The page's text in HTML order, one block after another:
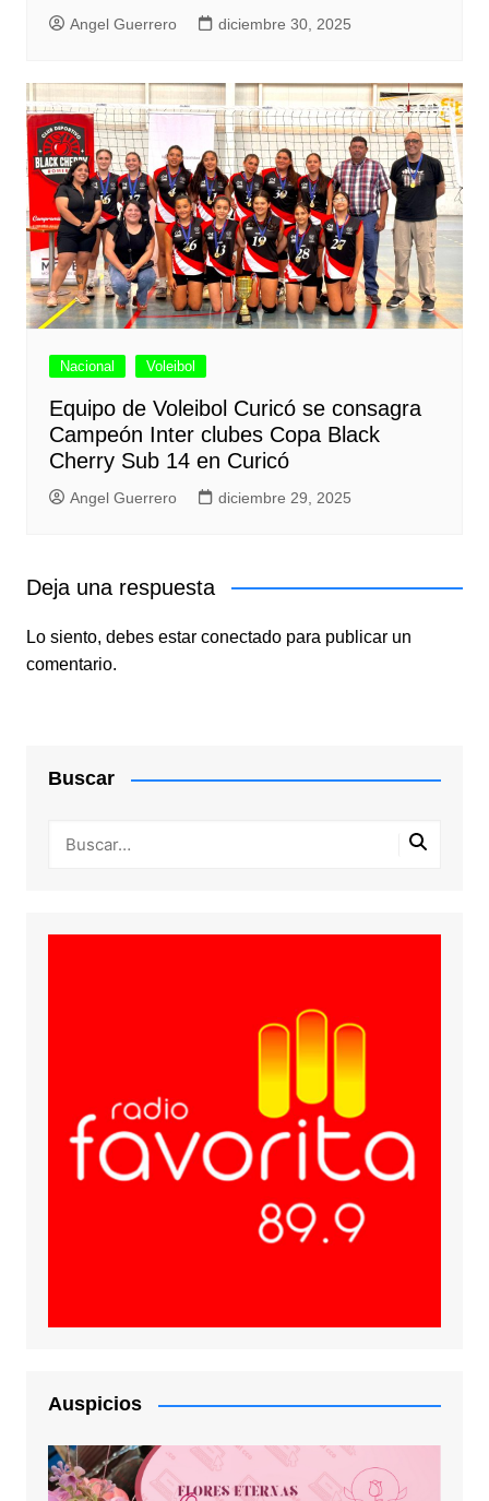
Angel Guerrero diciembre 30, 2025
Nacional Voleibol
Equipo de Voleibol Curicó se consagra
Campeón Inter clubes Copa Black
Cherry Sub 14 en Curicó
Angel Guerrero diciembre 29, 2025
Deja una respuesta
Lo siento, debes estar conectadopara publicar un
comentario.
Buscar
Auspicios